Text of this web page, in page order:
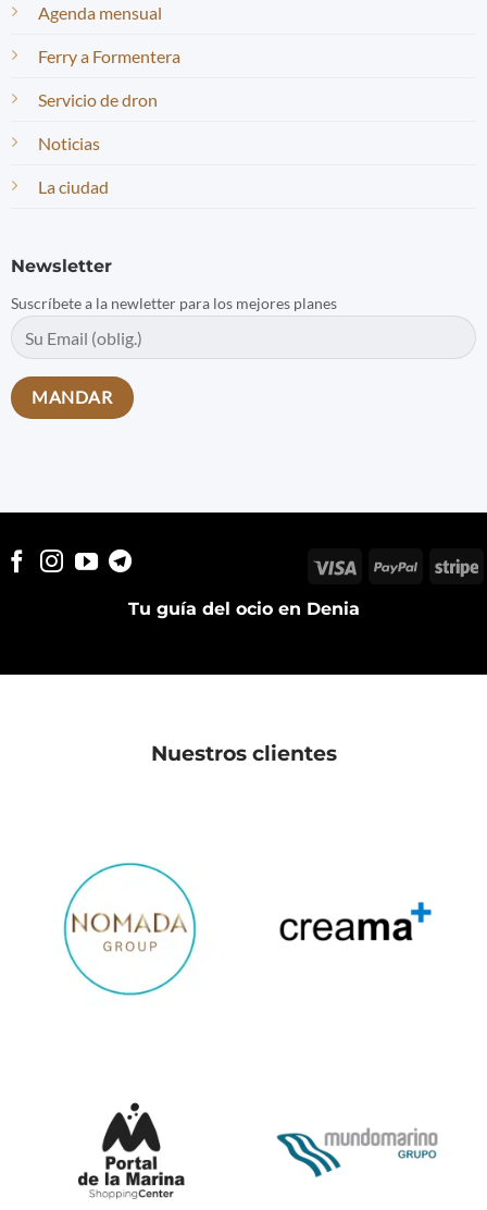
Agenda mensual
Ferry a Formentera
Servicio de dron
Noticias
La ciudad
Newsletter
Suscríbete a la newletter para los mejores planes
Tu guía del ocio en Denia
Visa PayPal
Nuestros clientes